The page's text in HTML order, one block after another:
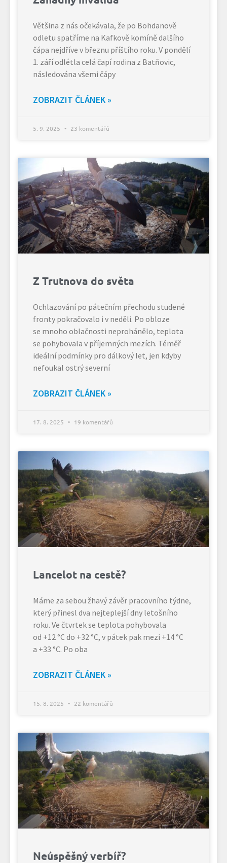
Většina z nás očekávala, že po Bohdanově
odletu spatříme na Kafkově komíně dalšího
čápa nejdříve v březnu příštího roku. V pondělí
1. září odlétla celá čapí rodina z Batňovic,
následována všemi čápy
ZOBRAZIT ČLÁNEK »
5. 9. 2025 23 komentářů
Z Trutnova do světa
Ochlazování po pátečním přechodu studené
fronty pokračovalo i v neděli. Po obloze
se mnoho oblačnosti neprohánělo, teplota
se pohybovala v příjemných mezích. Téměř
ideální podmínky pro dálkový let, jen kdyby
nefoukal ostrý severní
ZOBRAZIT ČLÁNEK »
17. 8. 2025 19 komentářů
Lancelot na cestě?
Máme za sebou žhavý závěr pracovního týdne,
který přinesl dva nejteplejší dny letošního
roku. Ve čtvrtek se teplota pohybovala
od +12 °C do +32 °C, v pátek pak mezi +14 °C
a +33 °C. Po oba
ZOBRAZIT ČLÁNEK »
15. 8. 2025 22 komentářů
Neúspěšný verbíř?